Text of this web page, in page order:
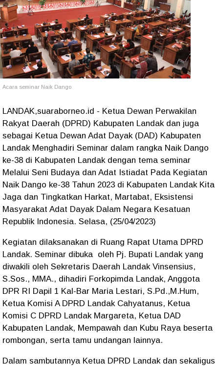
Acara seminar Naik Dango
LANDAK,suaraborneo.id - Ketua Dewan Perwakilan
Rakyat Daerah (DPRD) Kabupaten Landak dan juga
sebagai Ketua Dewan Adat Dayak (DAD) Kabupaten
Landak Menghadiri Seminar dalam rangka Naik Dango
ke-38 di Kabupaten Landak dengan tema seminar
Melalui Seni Budaya dan Adat Istiadat Pada Kegiatan
Naik Dango ke-38 Tahun 2023 di Kabupaten Landak Kita
Jaga dan Tingkatkan Harkat, Martabat, Eksistensi
Masyarakat Adat Dayak Dalam Negara Kesatuan
Republik Indonesia. Selasa, (25/04/2023)
Kegiatan dilaksanakan di Ruang Rapat Utama DPRD
Landak. Seminar dibuka oleh Pj. Bupati Landak yang
diwakili oleh Sekretaris Daerah Landak Vinsensius,
S.Sos., MMA., dihadiri Forkopimda Landak, Anggota
DPR RI Dapil 1 Kal-Bar Maria Lestari, S.Pd.,M.Hum,
Ketua Komisi A DPRD Landak Cahyatanus, Ketua
Komisi C DPRD Landak Margareta, Ketua DAD
Kabupaten Landak, Mempawah dan Kubu Raya beserta
rombongan, serta tamu undangan lainnya.
Dalam sambutannya Ketua DPRD Landak dan sekaligus